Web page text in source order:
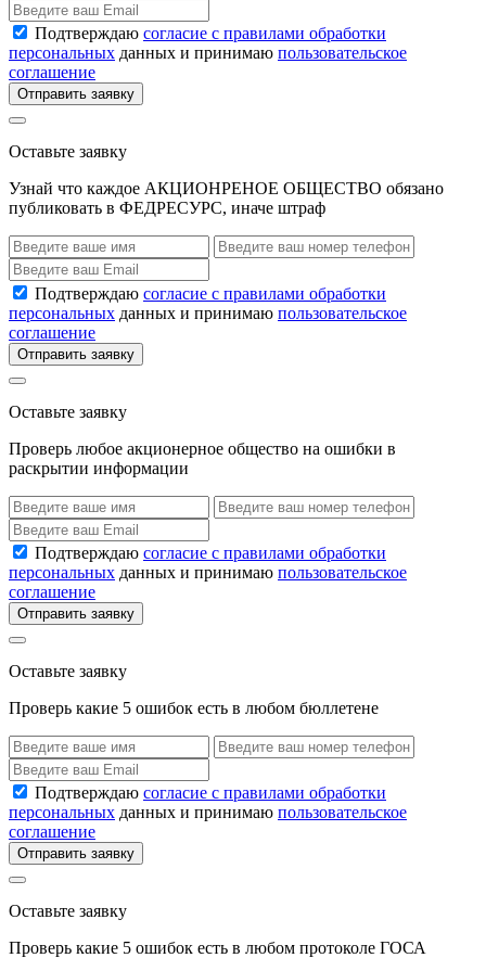
Подтверждаю согласие с правилами обработки
персональных данных и принимаю пользовательское
соглашение
Отправить заявку
Оставьте заявку
Узнай что каждое АКЦИОНРЕНОЕ ОБЩЕСТВО обязано
публиковать в ФЕДРЕСУРС, иначе штраф
Подтверждаю согласие с правилами обработки
персональных данных и принимаю пользовательское
соглашение
Отправить заявку
Оставьте заявку
Проверь любое акционерное общество на ошибки в
раскрытии информации
Подтверждаю согласие с правилами обработки
персональных данных и принимаю пользовательское
соглашение
Отправить заявку
Оставьте заявку
Проверь какие 5 ошибок есть в любом бюллетене
Подтверждаю согласие с правилами обработки
персональных данных и принимаю пользовательское
соглашение
Отправить заявку
Оставьте заявку
Проверь какие 5 ошибок есть в любом протоколе ГОСА